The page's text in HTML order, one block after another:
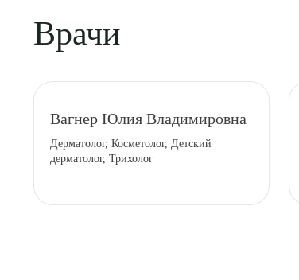
Врачи
Вагнер Юлия Владимировна
Дерматолог, Косметолог, Детский
дерматолог, Трихолог